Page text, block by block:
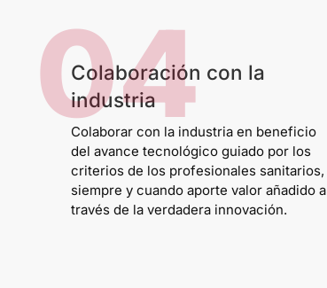
04
Colaboración con la
industria
Colaborar con la industria en beneficio
del avance tecnológico guiado por los
criterios de los profesionales sanitarios,
siempre y cuando aporte valor añadido a
través de la verdadera innovación.